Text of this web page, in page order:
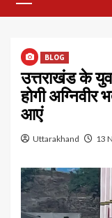
BLOG
उत्तराखंड के
होगी
आएं
Uttarakhand 13